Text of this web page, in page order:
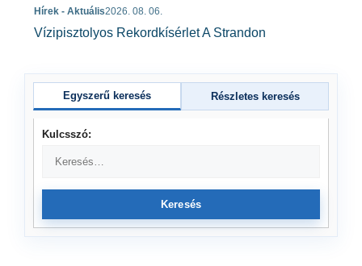
Hírek - Aktuális2026. 08. 06.
Vízipisztolyos Rekordkísérlet A Strandon
Egyszerű keresés Részletes keresés
Kulcsszó:
Keresés